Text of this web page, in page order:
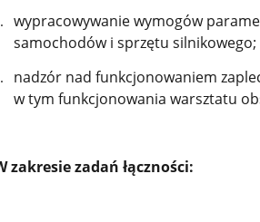
wypracowywanie wymogów
samochodów i sprzętu silnikowego;
nadzór nad funkcjonowaniem
w tym funkcjonowania warsztatu
zakresie zadań łączności: